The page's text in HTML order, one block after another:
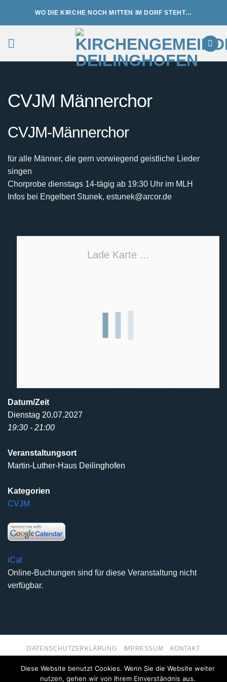
WO DIE KIRCHE NOCH MITTEN IM DORF STEHT…
CVJM Männerchor
CVJM-Männerchor
für alle Männer, die gern vorwiegend geistliche Lieder
singen
Chorprobe dienstags 14-tägig ab 19:30 Uhr im MLH
Infos bei Engelbert Stunek, estunek@arcor.de
Lade Karte ...
Datum/Zeit
Dienstag 20.07.2027
19:30 - 21:00
Veranstaltungsort
Martin-Luther-Haus Deilinghofen
Kategorien
CVJM
iCal
Online-Buchungen sind für diese Veranstaltung nicht
verfügbar.
DATENSCHUTZERKLÄRUNG IMPRESSUM KONTAKT
kleinzweidrei Kommunikationsdesign
Diese Website benutzt Cookies. Wenn Sie die Website weiter
nutzen, gehen wir von Ihrem Einverständnis aus.